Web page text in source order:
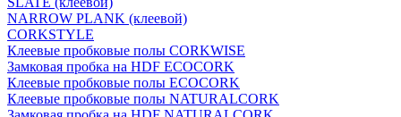
NARROW PLANK (клеевой)
CORKSTYLE
Клеевые пробковые полы CORKWISE
Замковая пробка на HDF ECOCORK
Клеевые пробковые полы ECOCORK
Клеевые пробковые полы NATURALCORK